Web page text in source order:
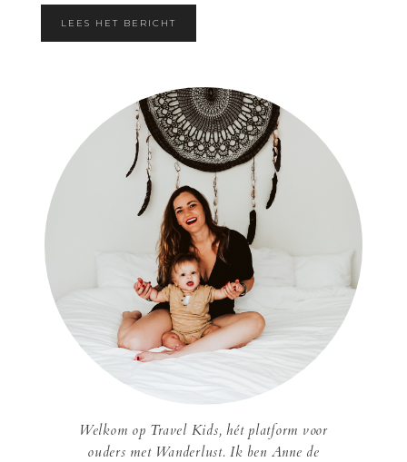
LEES HET BERICHT
Welkom op Travel Kids, hét platform voor
ouders met Wanderlust. Ik ben Anne de